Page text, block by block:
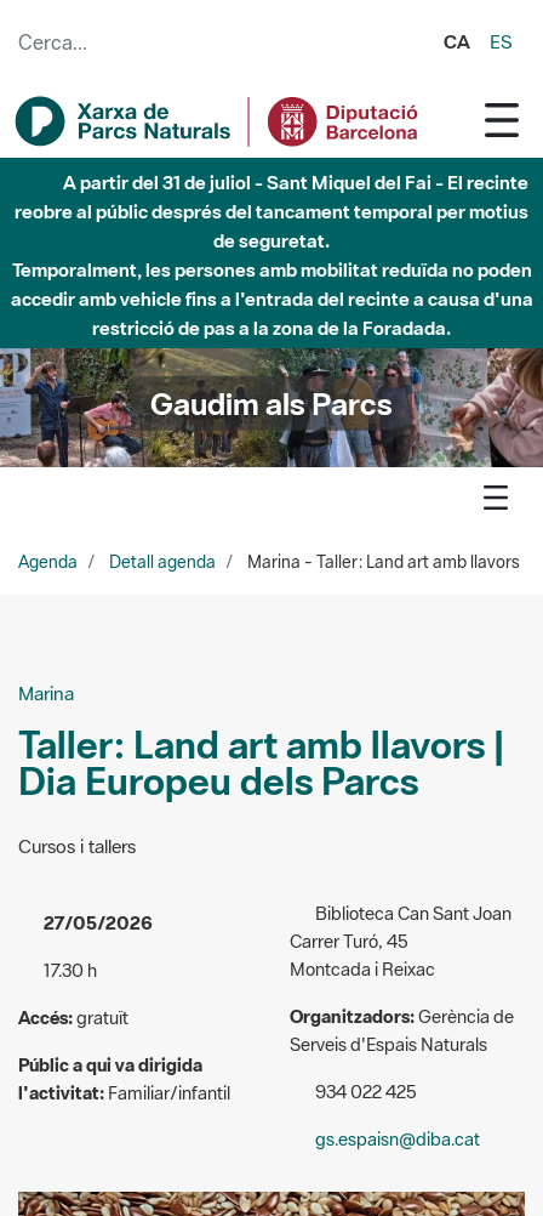
CA ES
6 d'agost - Parc Fluvial Besòs - Activació de la Fase
d'Alerta del Parc Fluvial del Besòs per pluges intenses.
Tancats els accessos al Parc.
Gaudim als Parcs
Agenda Detall agenda Marina - Taller: Land art amb llavors
Dia Europeu dels Parcs
Cursos i tallers
27/05/2026
Accés:gratuït
Públic a qui va dirigida
l'activitat:
Familiar/infantil
Organitzadors:
Serveis d'Espais Naturals
934 022 425
gs.espaisn@diba.cat